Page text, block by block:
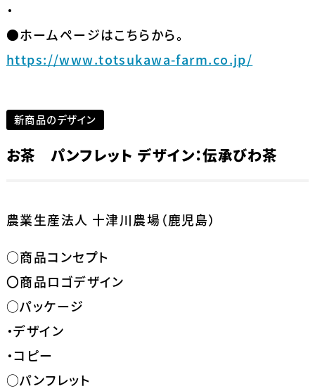
・
●ホームページはこちらから。
https://www.totsukawa-farm.co.jp/
新商品のデザイン
お茶 パンフレット デザイン：伝承びわ茶
農業生産法人 十津川農場（鹿児島）
○商品コンセプト
〇商品ロゴデザイン
○パッケージ
・デザイン
・コピー
○パンフレット